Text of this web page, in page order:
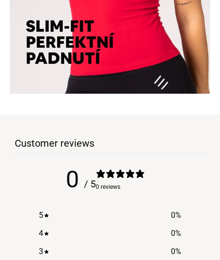
Customer reviews
0 / 50 reviews
5 0%
4
0%
3
0%